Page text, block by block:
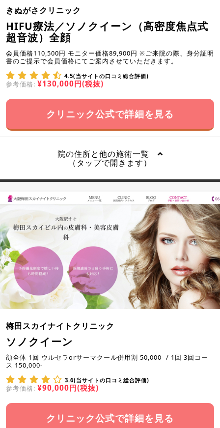
きぬがさクリニック
HIFU療法／ソノクイーン（高密度焦点式
超音波）全顔
会員価格110,500円 モニター価格89,900円 ※ご来院の際、身分証明
書のご提示で会員価格にてご案内させていただきます。
4.5(当サイトの口コミ総合評価)
参考価格: ¥130,000円(税抜)
クリニック公式で詳細を見る
院の住所と他の施術一覧
（タップで開きます）
梅田スカイナイトクリニック
ソノクイーン
顔全体 1回 ウルセラorサーマクール併用割 50,000- / 1回 3回コー
ス 150,000-
3.6(当サイトの口コミ総合評価)
参考価格: ¥90,000円(税抜)
クリニック公式で詳細を見る